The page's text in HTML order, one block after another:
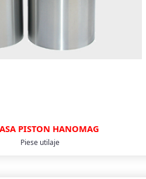
PISTON HANOMAG
Piese utilaje